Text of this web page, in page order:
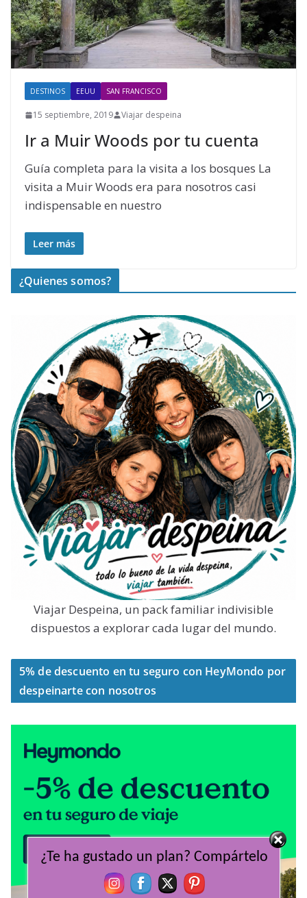
DESTINOS EEUU SAN FRANCISCO
15 septiembre, 2019 Viajar despeina
Ir a Muir Woods por tu cuenta
Guía completa para la visita a los bosques La
visita a Muir Woods era para nosotros casi
indispensable en nuestro
Leer más
¿Quienes somos?
Viajar Despeina, un pack familiar indivisible
dispuestos a explorar cada lugar del mundo.
5% de descuento en tu seguro con HeyMondo por
despeinarte con nosotros
¿Te ha gustado un plan? Compártelo